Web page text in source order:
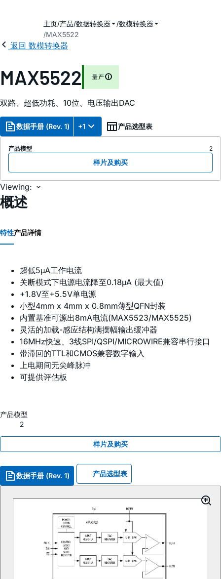
主页 产品 数据转换器
数模转换器
MAX5522
返回 数模转换器
MAX5522 量产
双路、超低功耗、10位、电压输出DAC
数据手册 (Rev. 1) +1 产品选型表
产品模型 2
样片及购买
Viewing:
概述
特性产品详情
超低5µA工作电流
关断模式下电源电流降至0.18µA (最大值)
+1.8V至+5.5V单电源
小型4mm x 4mm x 0.8mm薄型QFN封装
内置基准可源出8mA电流(MAX5523/MAX5525)
灵活的加载-感应结构满摆幅输出缓冲器
16MHz快速、3线SPI/QSPI/MICROWIRE兼容串行接口
带滞回的TTL和CMOS兼容数字输入
上电期间无尖峰脉冲
可提供评估板
产品模型
2
样片及购买
数据手册 (Rev. 1) 产品选型表